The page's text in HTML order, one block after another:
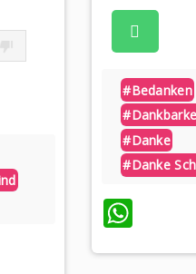
#bedanken
#danke
#danke